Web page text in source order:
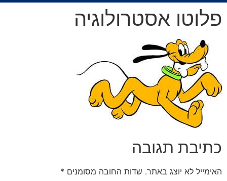
פלוטו אסטרולוגיה
כתיבת תגובה
האימייל לא יוצג באתר. שדות החובה מסומנים *